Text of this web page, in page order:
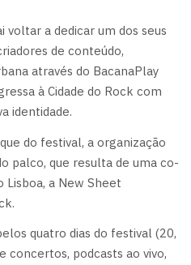
voltar a dedicar um dos seus
de conteúdo,
através do BacanaPlay
à Cidade do Rock com
identidade.
do festival, a organização
palco, que resulta de uma co-
Lisboa, a New Sheet
quatro dias do festival (20,
concertos, podcasts ao vivo,